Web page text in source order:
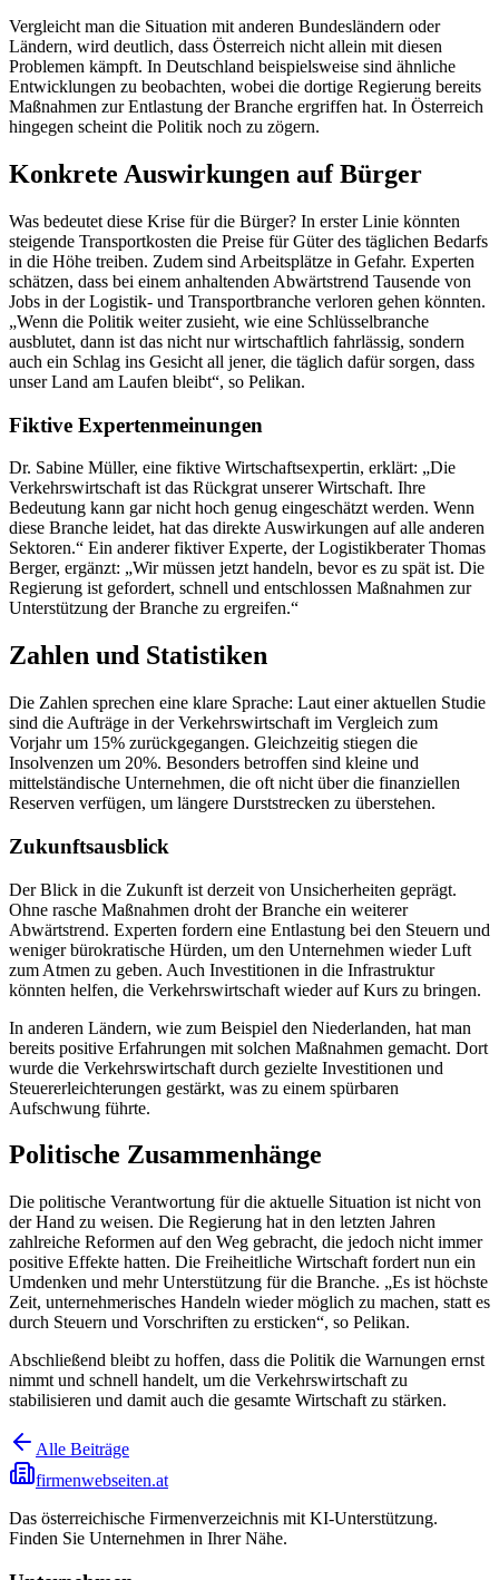
Vergleicht man die Situation mit anderen Bundesländern oder
Ländern, wird deutlich, dass Österreich nicht allein mit diesen
Problemen kämpft. In Deutschland beispielsweise sind ähnliche
Entwicklungen zu beobachten, wobei die dortige Regierung bereits
Maßnahmen zur Entlastung der Branche ergriffen hat. In Österreich
hingegen scheint die Politik noch zu zögern.
Konkrete Auswirkungen auf Bürger
Was bedeutet diese Krise für die Bürger? In erster Linie könnten
steigende Transportkosten die Preise für Güter des täglichen Bedarfs
in die Höhe treiben. Zudem sind Arbeitsplätze in Gefahr. Experten
schätzen, dass bei einem anhaltenden Abwärtstrend Tausende von
Jobs in der Logistik- und Transportbranche verloren gehen könnten.
„Wenn die Politik weiter zusieht, wie eine Schlüsselbranche
ausblutet, dann ist das nicht nur wirtschaftlich fahrlässig, sondern
auch ein Schlag ins Gesicht all jener, die täglich dafür sorgen, dass
unser Land am Laufen bleibt“, so Pelikan.
Fiktive Expertenmeinungen
Dr. Sabine Müller, eine fiktive Wirtschaftsexpertin, erklärt: „Die
Verkehrswirtschaft ist das Rückgrat unserer Wirtschaft. Ihre
Bedeutung kann gar nicht hoch genug eingeschätzt werden. Wenn
diese Branche leidet, hat das direkte Auswirkungen auf alle anderen
Sektoren.“ Ein anderer fiktiver Experte, der Logistikberater Thomas
Berger, ergänzt: „Wir müssen jetzt handeln, bevor es zu spät ist. Die
Regierung ist gefordert, schnell und entschlossen Maßnahmen zur
Unterstützung der Branche zu ergreifen.“
Zahlen und Statistiken
Die Zahlen sprechen eine klare Sprache: Laut einer aktuellen Studie
sind die Aufträge in der Verkehrswirtschaft im Vergleich zum
Vorjahr um 15% zurückgegangen. Gleichzeitig stiegen die
Insolvenzen um 20%. Besonders betroffen sind kleine und
mittelständische Unternehmen, die oft nicht über die finanziellen
Reserven verfügen, um längere Durststrecken zu überstehen.
Zukunftsausblick
Der Blick in die Zukunft ist derzeit von Unsicherheiten geprägt.
Ohne rasche Maßnahmen droht der Branche ein weiterer
Abwärtstrend. Experten fordern eine Entlastung bei den Steuern und
weniger bürokratische Hürden, um den Unternehmen wieder Luft
zum Atmen zu geben. Auch Investitionen in die Infrastruktur
könnten helfen, die Verkehrswirtschaft wieder auf Kurs zu bringen.
In anderen Ländern, wie zum Beispiel den Niederlanden, hat man
bereits positive Erfahrungen mit solchen Maßnahmen gemacht. Dort
wurde die Verkehrswirtschaft durch gezielte Investitionen und
Steuererleichterungen gestärkt, was zu einem spürbaren
Aufschwung führte.
Politische Zusammenhänge
Die politische Verantwortung für die aktuelle Situation ist nicht von
der Hand zu weisen. Die Regierung hat in den letzten Jahren
zahlreiche Reformen auf den Weg gebracht, die jedoch nicht immer
positive Effekte hatten. Die Freiheitliche Wirtschaft fordert nun ein
Umdenken und mehr Unterstützung für die Branche. „Es ist höchste
Zeit, unternehmerisches Handeln wieder möglich zu machen, statt es
durch Steuern und Vorschriften zu ersticken“, so Pelikan.
Abschließend bleibt zu hoffen, dass die Politik die Warnungen ernst
nimmt und schnell handelt, um die Verkehrswirtschaft zu
stabilisieren und damit auch die gesamte Wirtschaft zu stärken.
Alle Beiträge
firmenwebseiten.at
Das österreichische Firmenverzeichnis mit KI-Unterstützung.
Finden Sie Unternehmen in Ihrer Nähe.